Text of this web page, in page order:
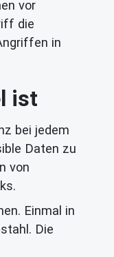
vor
die
in
ist
bei jedem
Daten zu
von
Einmal in
Die